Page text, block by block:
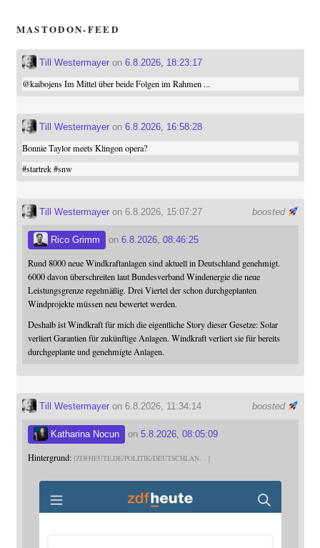
MASTODON-FEED
Till Westermayeron 6.8.2026, 18:23:17
@kaibojensIm Mittel über beide Folgen im Rahmen ...
Till Westermayeron 6.8.2026, 16:58:28
Bonnie Taylor meets Klingon opera?
#startrek #snw
boosted
Till Westermayeron 6.8.2026, 15:07:27
Rico Grimm on 6.8.2026, 08:46:25
Rund 8000 neue Windkraftanlagen sind aktuell in Deutschland genehmigt.
6000 davon überschreiten laut Bundesverband Windenergie die neue
Leistungsgrenze regelmäßig. Drei Viertel der schon durchgeplanten
Windprojekte müssen neu bewertet werden.
Deshalb ist Windkraft für mich die eigentliche Story dieser Gesetze: Solar
verliert Garantien für zukünftige Anlagen. Windkraft verliert sie für bereits
durchgeplante und genehmigte Anlagen.
boosted
Till Westermayeron 6.8.2026, 11:34:14
Katharina Nocun on 5.8.2026, 08:05:09
Hintergrund: ZDFHEUTE.DE/POLITIK/DEUTSCHLAN